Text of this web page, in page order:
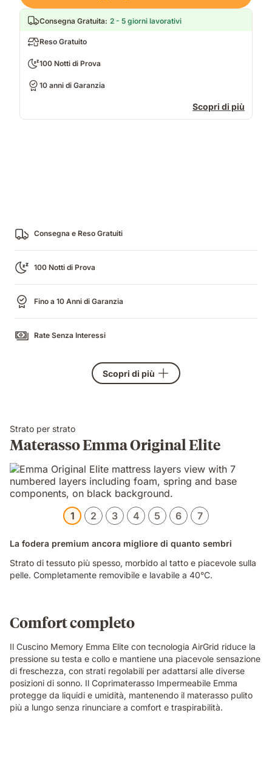
Consegna Gratuita: 2 - 5 giorni lavorativi
Reso Gratuito
100 Notti di Prova
10 anni di Garanzia
Scopri di più
Consegna e Reso Gratuiti
100 Notti di Prova
Fino a 10 Anni di Garanzia
Rate Senza Interessi
Scopri di più
Strato per strato
Materasso Emma Original Elite
1 2 3 4 5 6 7
La fodera premium ancora migliore di quanto sembri
Strato di tessuto più spesso, morbido al tatto e piacevole sulla
pelle. Completamente removibile e lavabile a 40°C.
Comfort completo
Il Cuscino Memory Emma Elite con tecnologia AirGrid riduce la
pressione su testa e collo e mantiene una piacevole sensazione
di freschezza, con strati regolabili per adattarsi alle diverse
posizioni di sonno. Il Coprimaterasso Impermeabile Emma
protegge da liquidi e umidità, mantenendo il materasso pulito
più a lungo senza rinunciare a comfort e traspirabilità.